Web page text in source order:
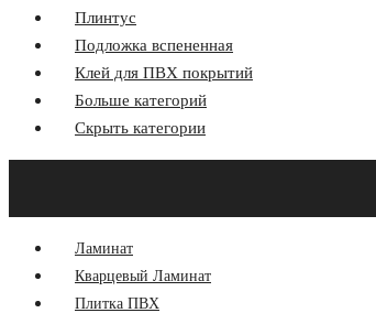
Плинтус
Подложка вспененная
Клей для ПВХ покрытий
Больше категорий
Скрыть категории
Ламинат
Кварцевый Ламинат
Плитка ПВХ